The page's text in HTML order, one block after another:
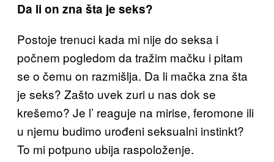
Da li on zna šta je seks?
Postoje trenuci kada mi nije do seksa i
počnem pogledom da tražim mačku i pitam
se o čemu on razmišlja. Da li mačka zna šta
je seks? Zašto uvek zuri u nas dok se
krešemo? Je l’ reaguje na mirise, feromone ili
u njemu budimo urođeni seksualni instinkt?
To mi potpuno ubija raspoloženje.